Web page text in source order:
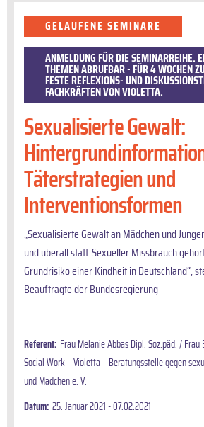
GELAUFENE SEMINARE
ANMELDUNG FÜR DIE SEMINARREIHE.
THEMEN ABRUFBAR - FÜR 4 WOCHEN
FESTE REFLEXIONS- UND
FACHKRÄFTEN VON VIOLETTA.
Sexualisierte Gewalt:
Täterstrategien und
Interventionsformen
„Sexualisierte Gewalt an Mädchen und
und überall statt. Sexueller Missbrauch
Grundrisiko einer Kindheit in Deutschland“,
Beauftragte der Bundesregierung
Referent: Frau Melanie Abbas Dipl. Soz.päd. / Frau
Social Work – Violetta – Beratungsstelle gegen
und Mädchen e. V.
Datum: 25. Januar 2021 - 07.02.2021